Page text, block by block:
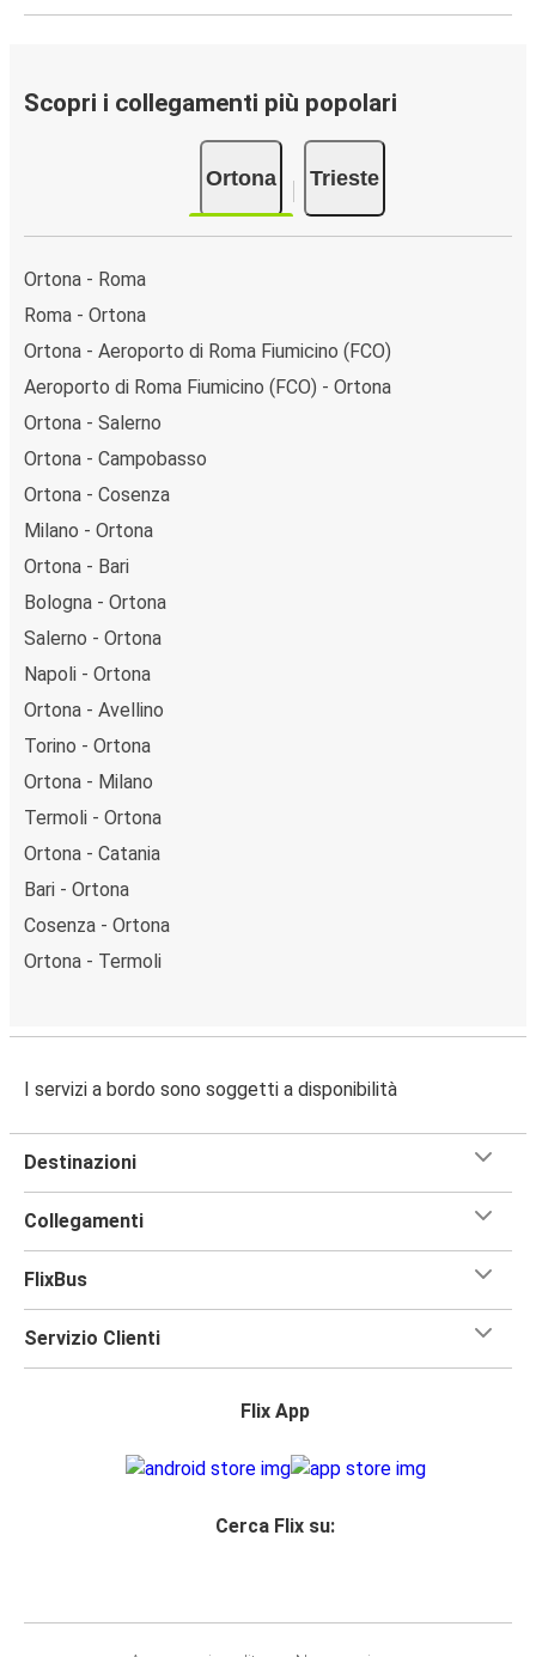
Scopri i collegamenti più popolari
Ortona Trieste
Ortona - Roma
Roma - Ortona
Ortona - Aeroporto di Roma Fiumicino (FCO)
Aeroporto di Roma Fiumicino (FCO) - Ortona
Ortona - Salerno
Ortona - Campobasso
Ortona - Cosenza
Milano - Ortona
Ortona - Bari
Bologna - Ortona
Salerno - Ortona
Napoli - Ortona
Ortona - Avellino
Torino - Ortona
Ortona - Milano
Termoli - Ortona
Ortona - Catania
Bari - Ortona
Cosenza - Ortona
Ortona - Termoli
I servizi a bordo sono soggetti a disponibilità
Destinazioni
Collegamenti
FlixBus
Servizio Clienti
Flix App
Cerca Flix su: